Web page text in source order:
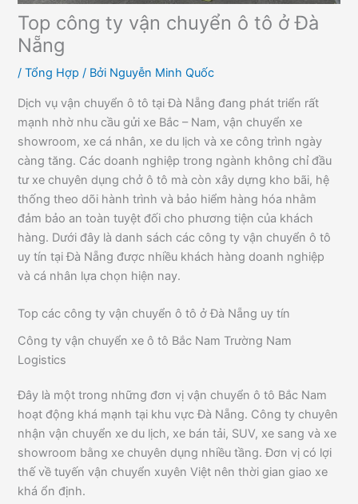
Top công ty vận chuyển ô tô ở Đà
Nẵng
/Tổng Hợp / Bởi Nguyễn Minh Quốc
Dịch vụ vận chuyển ô tô tại Đà Nẵng đang phát triển rất
mạnh nhờ nhu cầu gửi xe Bắc – Nam, vận chuyển xe
showroom, xe cá nhân, xe du lịch và xe công trình ngày
càng tăng. Các doanh nghiệp trong ngành không chỉ đầu
tư xe chuyên dụng chở ô tô mà còn xây dựng kho bãi, hệ
thống theo dõi hành trình và bảo hiểm hàng hóa nhằm
đảm bảo an toàn tuyệt đối cho phương tiện của khách
hàng. Dưới đây là danh sách các công ty vận chuyển ô tô
uy tín tại Đà Nẵng được nhiều khách hàng doanh nghiệp
và cá nhân lựa chọn hiện nay.
Top các công ty vận chuyển ô tô ở Đà Nẵng uy tín
Công ty vận chuyển xe ô tô Bắc Nam Trường Nam
Logistics
Đây là một trong những đơn vị vận chuyển ô tô Bắc Nam
hoạt động khá mạnh tại khu vực Đà Nẵng. Công ty chuyên
nhận vận chuyển xe du lịch, xe bán tải, SUV, xe sang và xe
showroom bằng xe chuyên dụng nhiều tầng. Đơn vị có lợi
thế về tuyến vận chuyển xuyên Việt nên thời gian giao xe
khá ổn định.